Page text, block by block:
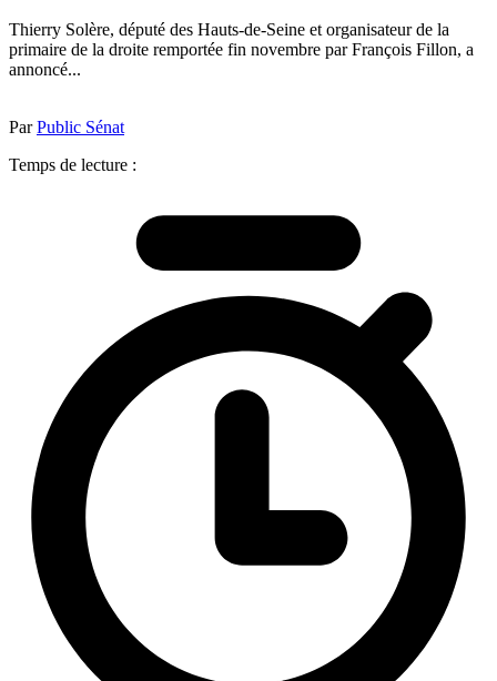
Thierry Solère, député des Hauts-de-Seine et organisateur de la
primaire de la droite remportée fin novembre par François Fillon, a
annoncé...
ParPublic Sénat
Temps de lecture :